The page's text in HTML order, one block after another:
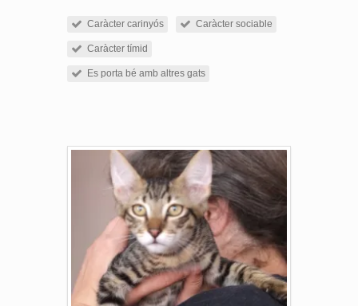
Caràcter carinyós Caràcter sociable
Caràcter tímid
Es porta bé amb altres gats